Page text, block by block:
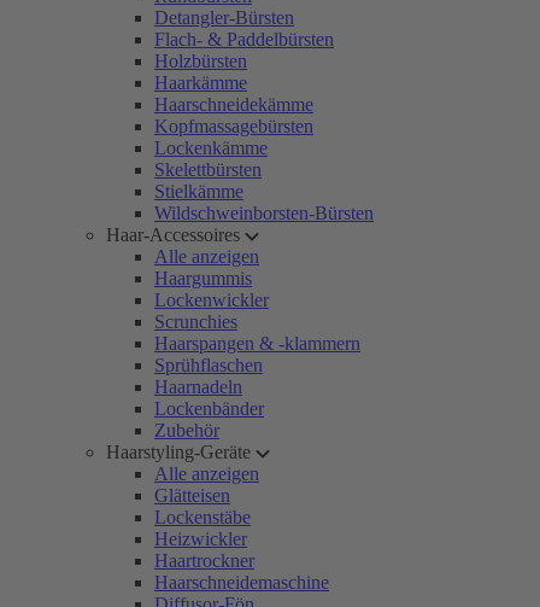
Detangler-Bürsten
Flach- & Paddelbürsten
Holzbürsten
Haarkämme
Haarschneidekämme
Kopfmassagebürsten
Lockenkämme
Skelettbürsten
Stielkämme
Wildschweinborsten-Bürsten
Haar-Accessoires
Alle anzeigen
Haargummis
Lockenwickler
Scrunchies
Haarspangen & -klammern
Sprühflaschen
Haarnadeln
Lockenbänder
Zubehör
Haarstyling-Geräte
Alle anzeigen
Glätteisen
Lockenstäbe
Heizwickler
Haartrockner
Haarschneidemaschine